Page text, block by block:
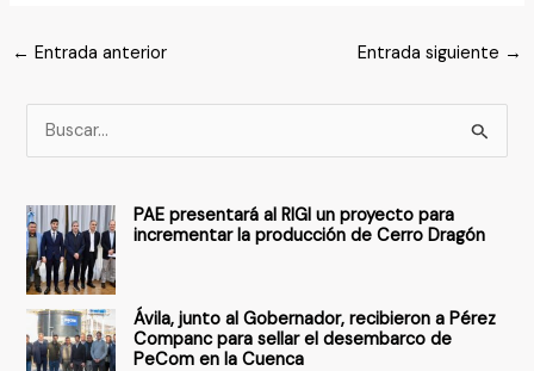
← Entrada anterior Entrada siguiente →
u
c
a
r
o
PAE presentará al RIGI un proyecto para
incrementar la producción de Cerro Dragón
Ávila, junto al Gobernador, recibieron a Pérez
Companc para sellar el desembarco de
PeCom en la Cuenca